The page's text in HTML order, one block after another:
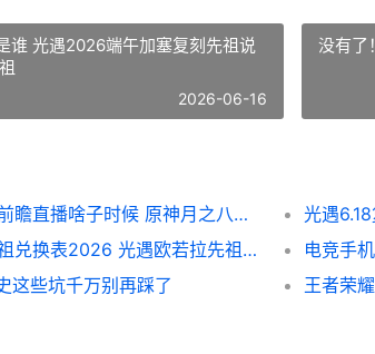
谁 光遇2026端午加塞复刻先祖说
2026-06-16
没有了！
原神月之八版本前瞻直播啥子时候 原神月之八版本前瞻直播时间 元神月之秘宝怎么开
光遇希望之种先祖兑换表2026 光遇欧若拉先祖兑换表 光遇希望之种先祖在哪
电竞手
这些坑千万别再踩了
王者荣